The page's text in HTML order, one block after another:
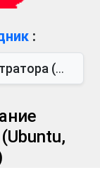
:
пятница июля)